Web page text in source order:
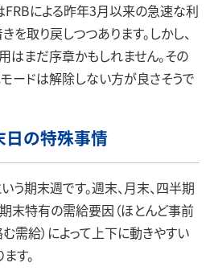
による昨年3月以来の急速な利
を取り戻しつつあります。しかし、
まだ序章かもしれません。その
ードは解除しない方が良さそうで
日の特殊事情
期末週です。週末、月末、四半期
末特有の需給要因（ほとんど事前
需給）によって上下に動きやすい
す。